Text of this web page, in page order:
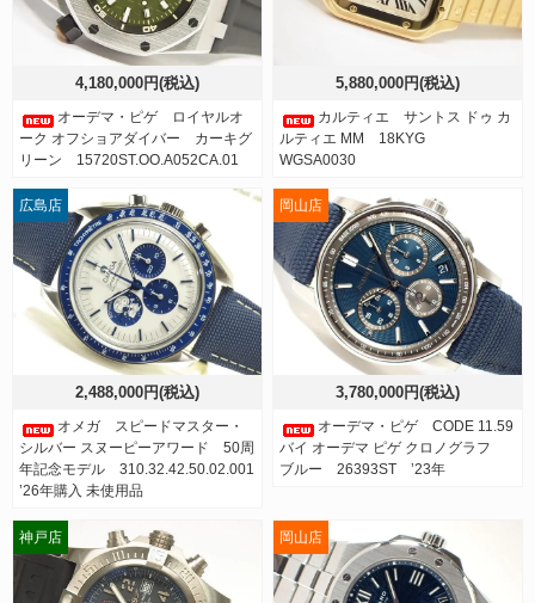
4,180,000円(税込)
オーデマ・ピゲ ロイヤルオ
ーク オフショアダイバー カーキグ
リーン 15720ST.OO.A052CA.01
5,880,000円(税込)
カルティエ サントス ドゥ カ
ルティエ MM 18KYG
WGSA0030
2,488,000円(税込)
オメガ スピードマスター・
シルバー スヌーピーアワード 50周
年記念モデル 310.32.42.50.02.001
’26年購入 未使用品
広島店
3,780,000円(税込)
オーデマ・ピゲ CODE 11.59
バイ オーデマ ピゲ クロノグラフ
ブルー 26393ST ’23年
岡山店
神戸店 岡山店